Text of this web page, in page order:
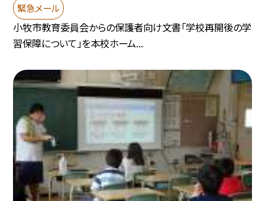
緊急メール
小牧市教育委員会からの保護者向け文書「学校再開後の学
習保障について」を本校ホーム...